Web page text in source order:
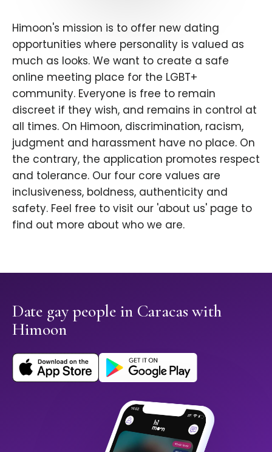
Himoon's mission is to offer new dating
opportunities where personality is valued as
much as looks. We want to create a safe
online meeting place for the LGBT+
community. Everyone is free to remain
discreet if they wish, and remains in control at
all times. On Himoon, discrimination, racism,
judgment and harassment have no place. On
the contrary, the application promotes respect
and tolerance. Our four core values are
inclusiveness, boldness, authenticity and
safety. Feel free to visit our 'about us' page to
find out more about who we are.
Date gay people in Caracas with
Himoon